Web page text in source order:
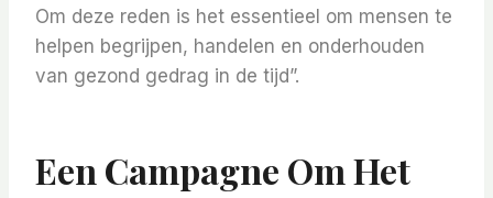
Om deze reden is het essentieel om mensen te
helpen begrijpen, handelen en onderhouden
van gezond gedrag in de tijd”.
Een Campagne Om Het